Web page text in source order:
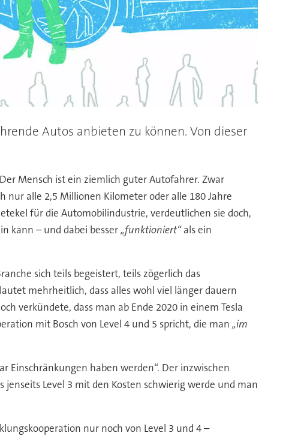
Autos anbieten zu können. Von dieser
Mensch ist ein ziemlich guter Autofahrer. Zwar
alle 2,5 Millionen Kilometer oder alle 180 Jahre
für die Automobilindustrie, verdeutlichen sie doch,
kann – und dabei besser„funktioniert“als ein
sich teils begeistert, teils zögerlich das
mehrheitlich, dass alles wohl viel länger dauern
verkündete, dass man ab Ende 2020 in einem Tesla
mit Bosch von Level 4 und 5 spricht, die man „im
Einschränkungen haben werden“. Der inzwischen
jenseits Level 3 mit den Kosten schwierig werde und man
nur noch von Level 3 und 4 –